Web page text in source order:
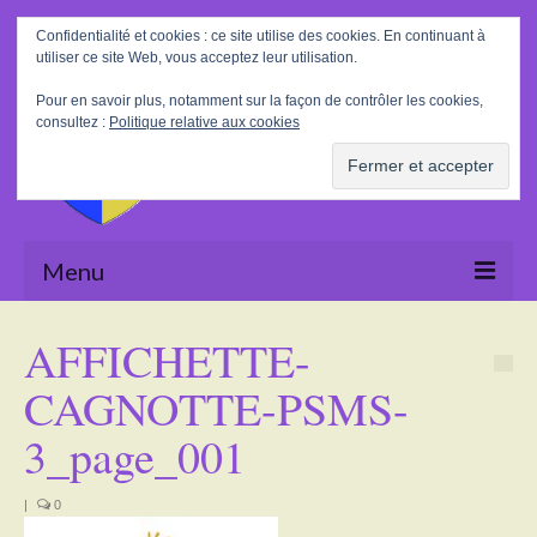
Rechercher
:
Menu
La Mairie
Tourisme
AFFICHETTE-
CAGNOTTE-PSMS-
3_page_001
| 0
Confidentialité et cookies : ce site utilise des cookies. En continuant à
utiliser ce site Web, vous acceptez leur utilisation.
Pour en savoir plus, notamment sur la façon de contrôler les cookies,
consultez : Politique relative aux cookies